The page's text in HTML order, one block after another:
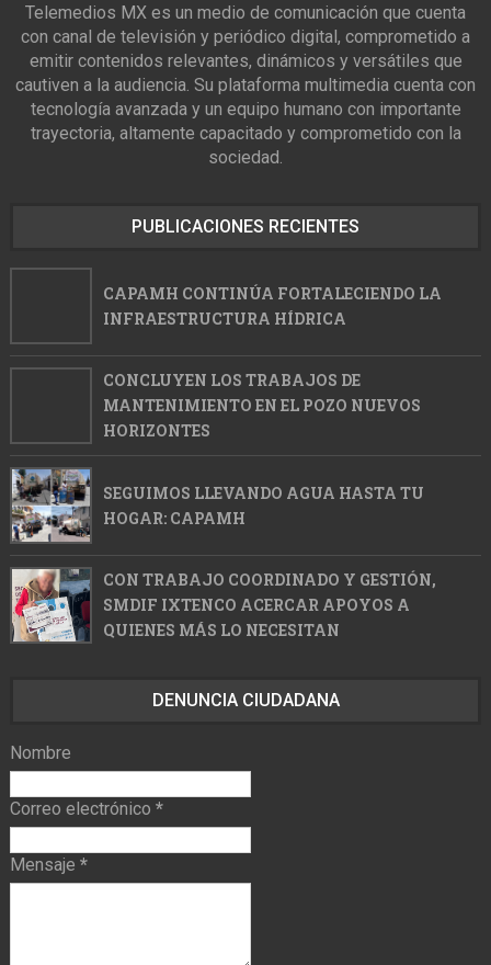
Telemedios MX es un medio de comunicación que cuenta
con canal de televisión y periódico digital, comprometido a
emitir contenidos relevantes, dinámicos y versátiles que
cautiven a la audiencia. Su plataforma multimedia cuenta con
tecnología avanzada y un equipo humano con importante
trayectoria, altamente capacitado y comprometido con la
sociedad.
PUBLICACIONES RECIENTES
CAPAMH CONTINÚA FORTALECIENDO LA
INFRAESTRUCTURA HÍDRICA
CONCLUYEN LOS TRABAJOS DE
MANTENIMIENTO EN EL POZO NUEVOS
HORIZONTES
SEGUIMOS LLEVANDO AGUA HASTA TU
HOGAR: CAPAMH
CON TRABAJO COORDINADO Y GESTIÓN,
SMDIF IXTENCO ACERCAR APOYOS A
QUIENES MÁS LO NECESITAN
DENUNCIA CIUDADANA
Nombre
Correo electrónico *
Mensaje *